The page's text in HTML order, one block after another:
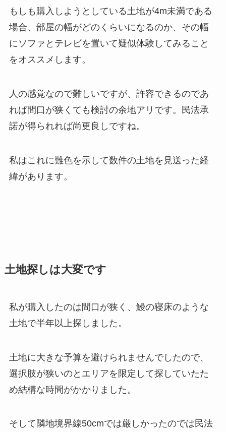
もしも購入しようとしている土地が4m未満である
場合、部屋の幅がどのくらいになるのか、その幅
にソファとテレビを置いて疑似体験してみること
をオススメします。
人の感覚なので難しいですが、許容できるのであ
れば間口が狭くても検討の余地アリです。民法承
諾が得られれば尚更良しですね。
私はこれに難色を示して数件の土地を見送った経
緯があります。
土地探しは大変です
私が購入したのは間口が狭く、鰻の寝床のような
土地で半年以上探しました。
土地に大きな予算を避けられませんでしたので、
選択肢が狭いのとエリアを限定して探していたた
め結構な時間がかかりました。
そして隣地境界線50cmでは厳しかったのでは民法